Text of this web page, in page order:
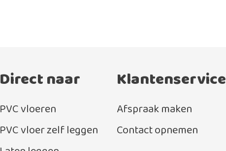
Direct naar
PVC vloeren
PVC vloer zelf leggen
Klantenservice
Afspraak maken
Contact opnemen